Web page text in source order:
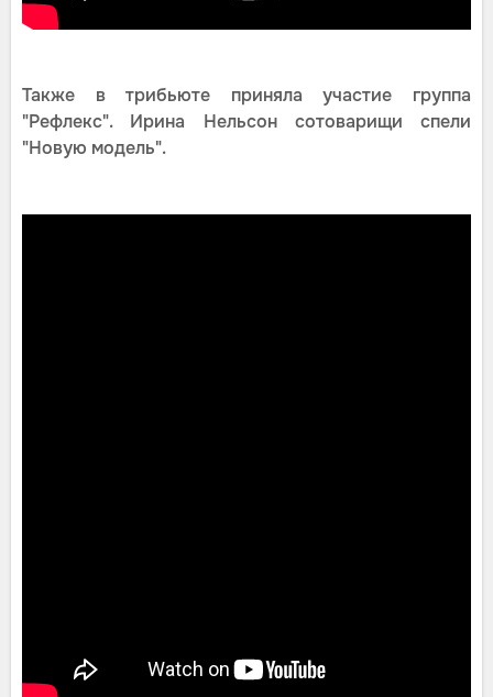
Также в трибьюте приняла участие группа
"Рефлекс". Ирина Нельсон сотоварищи спели
"Новую модель".